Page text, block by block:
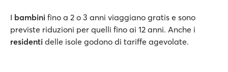
I bambini fino a 2 o 3 anni viaggiano gratis e sono
previste riduzioni per quelli fino ai 12 anni. Anche i
residenti delle isole godono di tariffe agevolate.